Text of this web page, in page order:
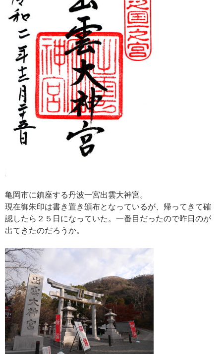
亀岡市に鎮座する丹波一宮出雲大神宮。
現在御朱印は書き置き頒布となっているが、帰ってきて確
認したら２５日になっていた。一番目だったので昨日のが
出てきたのだろうか。